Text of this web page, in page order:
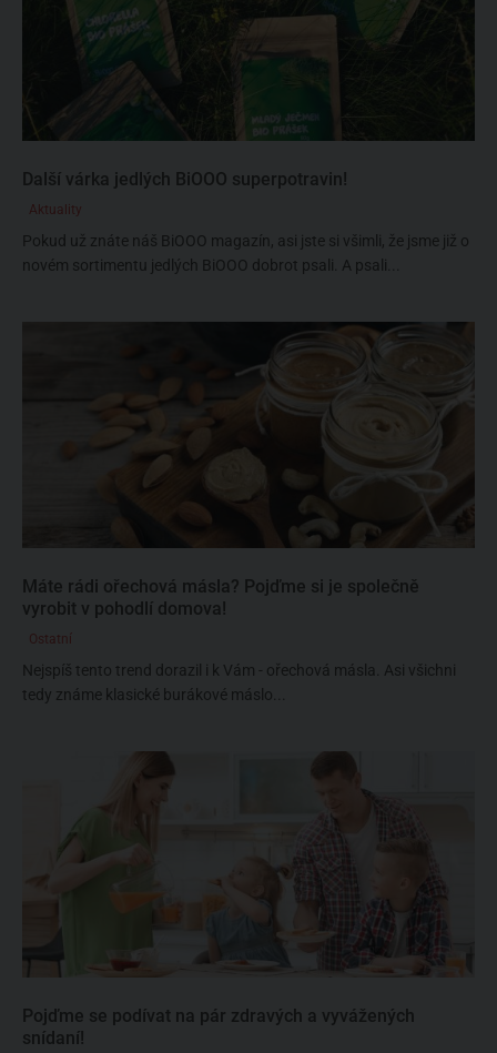
Další várka jedlých BiOOO superpotravin!
Aktuality
Pokud už znáte náš BiOOO magazín, asi jste si všimli, že jsme již o
novém sortimentu jedlých BiOOO dobrot psali. A psali...
Máte rádi ořechová másla? Pojďme si je společně
vyrobit v pohodlí domova!
Ostatní
Nejspíš tento trend dorazil i k Vám - ořechová másla. Asi všichni
tedy známe klasické burákové máslo...
Pojďme se podívat na pár zdravých a vyvážených
snídaní!